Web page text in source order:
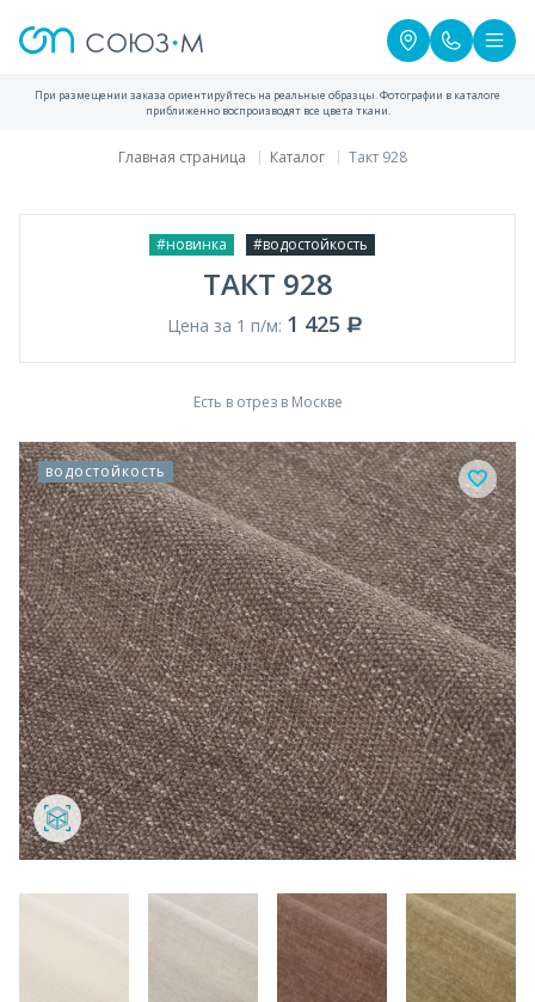
При размещении заказа ориентируйтесь на реальные образцы. Фотографии в каталоге
приближенно воспроизводят все цвета ткани.
Главная страница Каталог Такт 928
#новинка #водостойкость
ТАКТ 928
Цена за 1 п/м: 1 425
Есть в отрез в Москве
водостойкость